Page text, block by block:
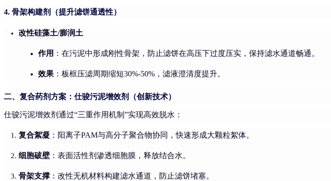
4. 骨架构建剂（提升滤饼通透性）
改性硅藻土/膨润土
作用 ：在污泥中形成刚性骨架，防止滤饼在高压下过度压实，保持滤水通道畅通。
效果 ：板框压滤周期缩短30%-50%，滤液澄清度提升。
二、复合药剂方案：仕骏污泥增效剂（创新技术）
仕骏污泥增效剂通过“三重作用机制”实现高效脱水：
复合絮凝 ：阳离子PAM与高分子聚合物协同，快速形成大颗粒絮体。
细胞破壁 ：表面活性剂渗透细胞膜，释放结合水。
骨架支撑 ：改性无机材料构建滤水通道，防止滤饼堵塞。